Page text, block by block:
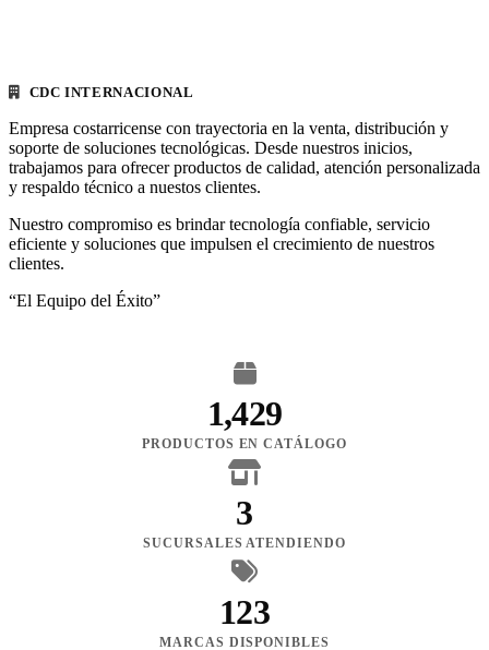
CDC INTERNACIONAL
Empresa costarricense con trayectoria en la venta, distribución y
soporte de soluciones tecnológicas. Desde nuestros inicios,
trabajamos para ofrecer productos de calidad, atención personalizada
y respaldo técnico a nuestos clientes.
Nuestro compromiso es brindar tecnología confiable, servicio
eficiente y soluciones que impulsen el crecimiento de nuestros
clientes.
“El Equipo del Éxito”
1,429
PRODUCTOS EN CATÁLOGO
3
SUCURSALES ATENDIENDO
123
MARCAS DISPONIBLES